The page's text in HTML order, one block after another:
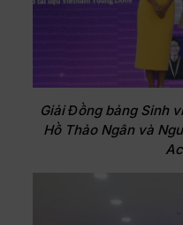
Giải Đồng bảng Sinh
Hồ Thảo Ngân và